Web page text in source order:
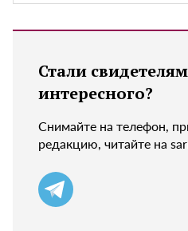
Стали
интересного?
Снимайте на телефон,
редакцию, читайте на